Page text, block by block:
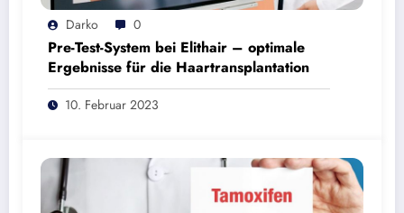
Darko 0
Pre-Test-System bei Elithair – optimale
Ergebnisse für die Haartransplantation
10. Februar 2023